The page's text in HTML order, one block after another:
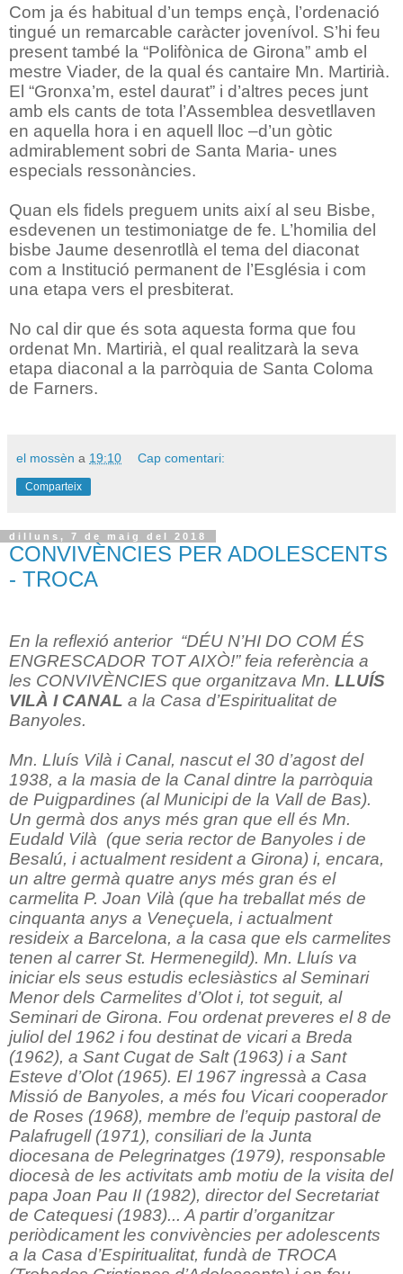
Com ja és habitual d’un temps ençà, l’ordenació
tingué un remarcable caràcter jovenívol. S’hi feu
present també la “Polifònica de Girona” amb el
mestre Viader, de la qual és cantaire Mn. Martirià.
El “Gronxa’m, estel daurat” i d’altres peces junt
amb els cants de tota l’Assemblea desvetllaven
en aquella hora i en aquell lloc –d’un gòtic
admirablement sobri de Santa Maria- unes
especials ressonàncies.
Quan els fidels preguem units així al seu Bisbe,
esdevenen un testimoniatge de fe. L’homilia del
bisbe Jaume desenrotllà el tema del diaconat
com a Institució permanent de l’Església i com
una etapa vers el presbiterat.
No cal dir que és sota aquesta forma que fou
ordenat Mn. Martirià, el qual realitzarà la seva
etapa diaconal a la parròquia de Santa Coloma
de Farners.
el mossèn a 19:10 Cap comentari:
Comparteix
dilluns, 7 de maig del 2018
CONVIVÈNCIES PER ADOLESCENTS
- TROCA
En la reflexió anterior “DÉU N’HI DO COM ÉS
ENGRESCADOR TOT AIXÒ!” feia referència a
les CONVIVÈNCIES que organitzava Mn. LLUÍS
VILÀ I CANAL a la Casa d’Espiritualitat de
Banyoles.
Mn. Lluís Vilà i Canal, nascut el 30 d’agost del
1938, a la masia de la Canal dintre la parròquia
de Puigpardines (al Municipi de la Vall de Bas).
Un germà dos anys més gran que ell és Mn.
Eudald Vilà (que seria rector de Banyoles i de
Besalú, i actualment resident a Girona) i, encara,
un altre germà quatre anys més gran és el
carmelita P. Joan Vilà (que ha treballat més de
cinquanta anys a Veneçuela, i actualment
resideix a Barcelona, a la casa que els carmelites
tenen al carrer St. Hermenegild). Mn. Lluís va
iniciar els seus estudis eclesiàstics al Seminari
Menor dels Carmelites d’Olot i, tot seguit, al
Seminari de Girona. Fou ordenat preveres el 8 de
juliol del 1962 i fou destinat de vicari a Breda
(1962), a Sant Cugat de Salt (1963) i a Sant
Esteve d’Olot (1965). El 1967 ingressà a Casa
Missió de Banyoles, a més fou Vicari cooperador
de Roses (1968), membre de l’equip pastoral de
Palafrugell (1971), consiliari de la Junta
diocesana de Pelegrinatges (1979), responsable
diocesà de les activitats amb motiu de la visita del
papa Joan Pau II (1982), director del Secretariat
de Catequesi (1983)... A partir d’organitzar
periòdicament les convivències per adolescents
a la Casa d’Espiritualitat, fundà de TROCA